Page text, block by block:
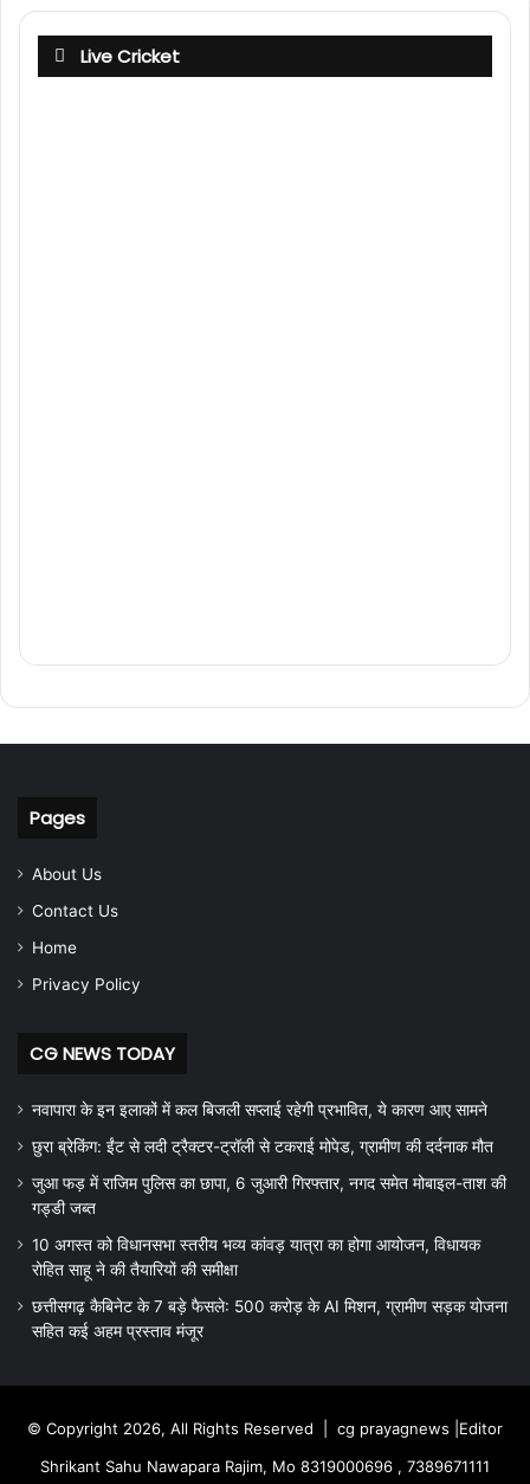
Live Cricket
Pages
About Us
Contact Us
Home
Privacy Policy
CG NEWS TODAY
नवापारा के इन इलाकों में कल बिजली सप्लाई रहेगी प्रभावित, ये कारण आए सामने
छुरा ब्रेकिंग: ईंट से लदी ट्रैक्टर-ट्रॉली से टकराई मोपेड, ग्रामीण की दर्दनाक मौत
जुआ फड़ में राजिम पुलिस का छापा, 6 जुआरी गिरफ्तार, नगद समेत मोबाइल-ताश की
गड्डी जब्त
10 अगस्त को विधानसभा स्तरीय भव्य कांवड़ यात्रा का होगा आयोजन, विधायक
रोहित साहू ने की तैयारियों की समीक्षा
छत्तीसगढ़ कैबिनेट के 7 बड़े फैसले: 500 करोड़ के AI मिशन, ग्रामीण सड़क योजना
सहित कई अहम प्रस्ताव मंजूर
© Copyright 2026, All Rights Reserved | cg prayagnews |Editor
Shrikant Sahu Nawapara Rajim, Mo 8319000696 , 7389671111